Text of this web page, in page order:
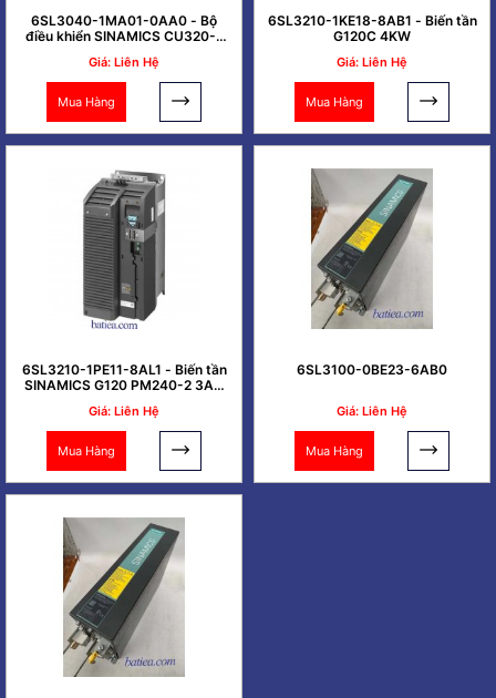
6SL3040-1MA01-0AA0 - Bộ
điều khiển SINAMICS CU320-2
Giá: Liên Hệ
Mua Hàng
6SL3210-1KE18-8AB1 - Biến tần
G120C 4KW
Giá: Liên Hệ
Mua Hàng
6SL3210-1PE11-8AL1 - Biến tần
SINAMICS G120 PM240-2 3AC
Giá: Liên Hệ
Mua Hàng
6SL3100-0BE23-6AB0
Giá: Liên Hệ
Mua Hàng